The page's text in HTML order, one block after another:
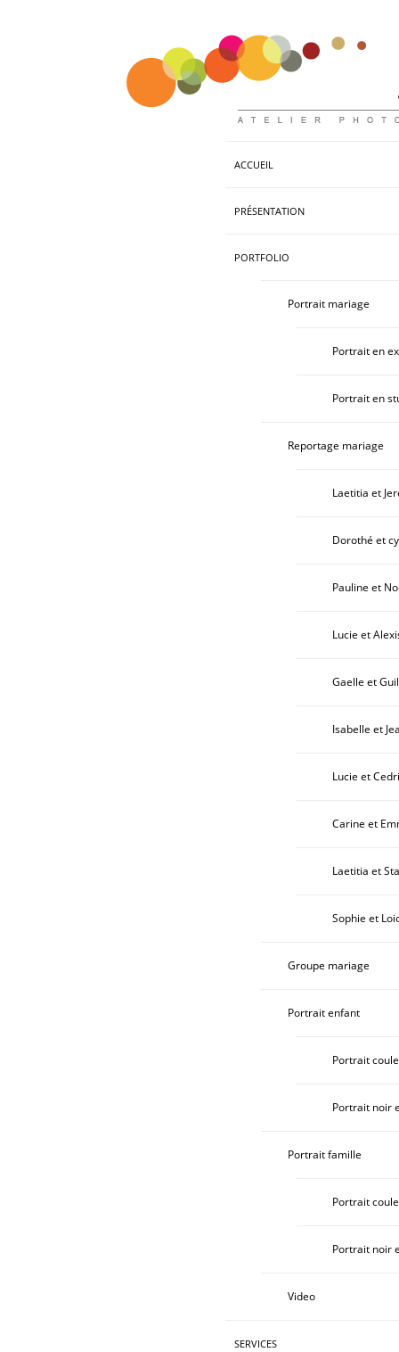
ACCUEIL
PRÉSENTATION
PORTFOLIO
Portrait mariage
Portrait en
Portrait en
Reportage mariage
Laetitia et
Dorothé et
Pauline et
Lucie et
Gaelle et
Isabelle et
Lucie et
Carine et
Laetitia et
Sophie et
Groupe mariage
Portrait enfant
Portrait
Portrait noir
Portrait famille
Portrait
Portrait noir
Video
SERVICES